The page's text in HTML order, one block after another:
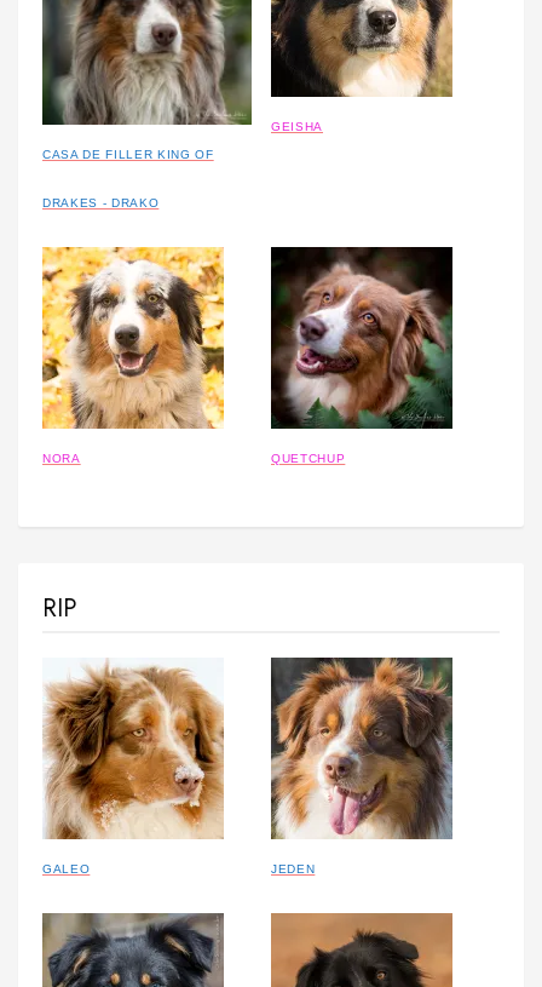
CASA DE FILLER KING OF
DRAKES - DRAKO
GEISHA
NORA QUETCHUP
RIP
GALEO JEDEN